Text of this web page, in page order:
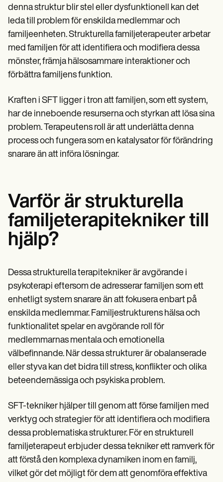
denna struktur blir stel eller dysfunktionell kan det
leda till problem för enskilda medlemmar och
familjeenheten. Strukturella familjeterapeuter arbetar
med familjen för att identifiera och modifiera dessa
mönster, främja hälsosammare interaktioner och
förbättra familjens funktion.
Kraften i SFT ligger i tron att familjen, som ett system,
har de inneboende resurserna och styrkan att lösa sina
problem. Terapeutens roll är att underlätta denna
process och fungera som en katalysator för förändring
snarare än att införa lösningar.
Varför är strukturella
familjeterapitekniker till
hjälp?
Dessa strukturella terapitekniker är avgörande i
psykoterapi eftersom de adresserar familjen som ett
enhetligt system snarare än att fokusera enbart på
enskilda medlemmar. Familjestrukturens hälsa och
funktionalitet spelar en avgörande roll för
medlemmarnas mentala och emotionella
välbefinnande. När dessa strukturer är obalanserade
eller styva kan det bidra till stress, konflikter och olika
beteendemässiga och psykiska problem.
SFT-tekniker hjälper till genom att förse familjen med
verktyg och strategier för att identifiera och modifiera
dessa problematiska strukturer. För en strukturell
familjeterapeut erbjuder dessa tekniker ett ramverk för
att förstå den komplexa dynamiken inom en familj,
vilket gör det möjligt för dem att genomföra effektiva